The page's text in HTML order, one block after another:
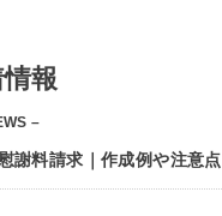
報
–
謝料請求｜作成例や注意点